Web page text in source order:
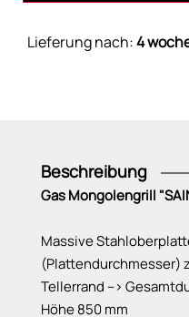
Lieferung nach:4
Beschreibung
Gas Mongolengrill
Massive
(Plattendurchmesser)
Tellerrand -->
Höhe 850 mm